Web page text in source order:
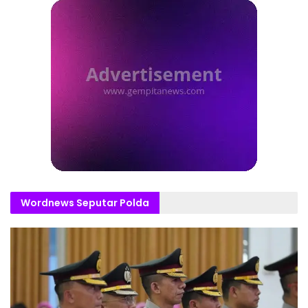
Wordnews Seputar Polda